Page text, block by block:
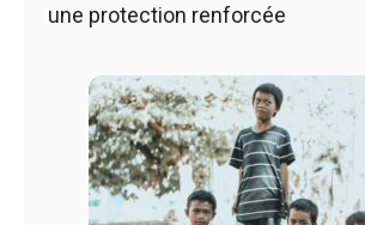
une protection renforcée